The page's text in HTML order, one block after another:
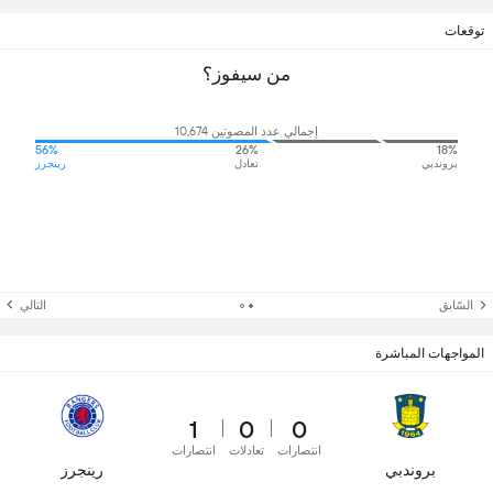
توقعات
من سيفوز؟
إجمالي عدد المصوتين 10,674
18%
بروندبي
26%
تعادل
56%
رينجرز
السّابق التالي
المواجهات المباشرة
بروندبي
0
انتصارات
0
تعادلات
1
انتصارات
رينجرز